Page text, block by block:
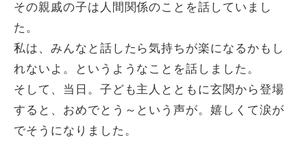
その親戚の子は人間関係のことを話していまし
た。
私は、みんなと話したら気持ちが楽になるかもし
れないよ。というようなことを話しました。
そして、当日。子ども主人とともに玄関から登場
すると、おめでとう～という声が。嬉しくて涙が
でそうになりました。